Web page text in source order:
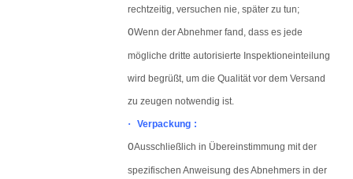
rechtzeitig, versuchen nie, später zu tun;
OWenn der Abnehmer fand, dass es jede
mögliche dritte autorisierte Inspektioneinteilung
wird begrüßt, um die Qualität vor dem Versand
zu zeugen notwendig ist.
· Verpackung :
OAusschließlich in Übereinstimmung mit der
spezifischen Anweisung des Abnehmers in der